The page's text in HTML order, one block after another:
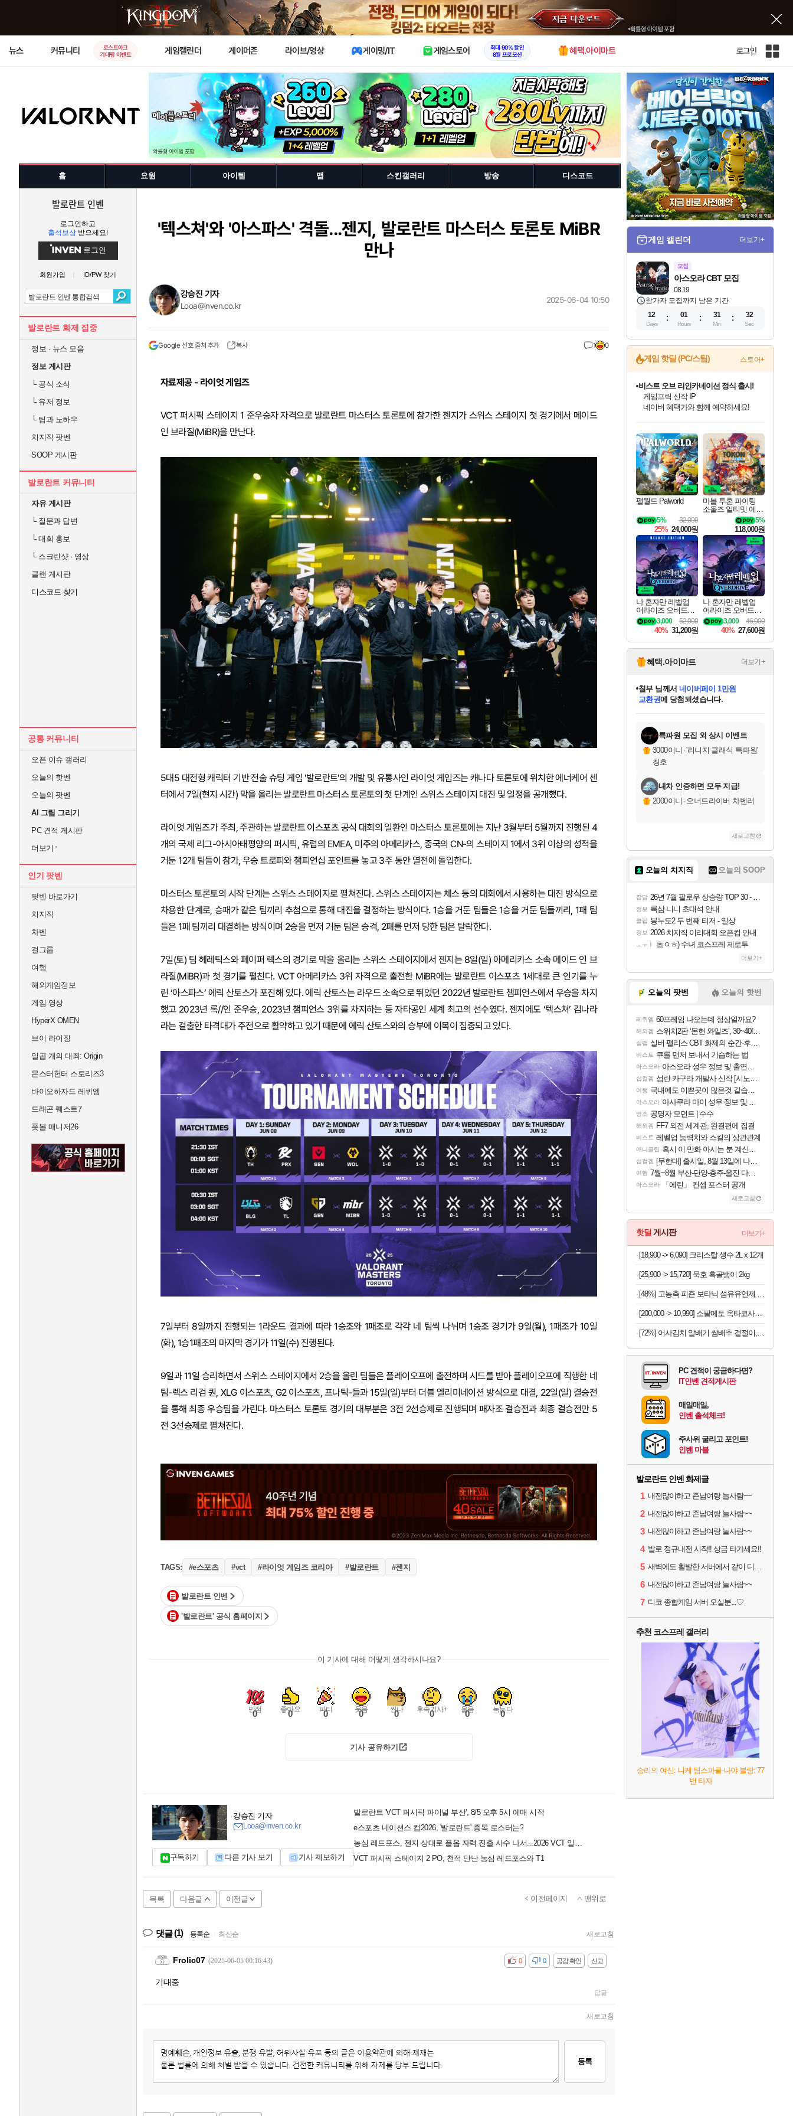
X
뉴스 커뮤니티
로스트아크
기대평 이벤트
게임캘린더 게이머존 라이브/영상 게이밍/IT 게임스토어
최대 90% 할인
8월 프로모션
혜택.아이마트 로그인
인
사
이
트
맵
홈 요원 아이템 맵 스킨갤러리 방송 디스코드
발로란트 인벤
로그인하고
출석보상 받으세요!
로그인
회원가입 ID/PW 찾기
발로란트 화제 집중
정보 · 뉴스 모음
정보 게시판
└공식 소식
└유저 정보
└팁과 노하우
치지직 팟벤
SOOP 게시판
발로란트 커뮤니티
자유 게시판
└질문과 답변
└대회 홍보
└스크린샷 · 영상
클랜 게시판
디스코드 찾기
공통 커뮤니티
오픈 이슈 갤러리
오늘의 핫벤
오늘의 팟벤
AI 그림 그리기
PC 견적 게시판
더보기
인기 팟벤
팟벤 바로가기
치지직
차벤
걸그룹
여행
해외게임정보
게임 영상
HyperX OMEN
브이 라이징
일곱 개의 대죄: Origin
몬스터헌터 스토리즈3
바이오하자드 레퀴엠
드래곤 퀘스트7
풋볼 매니저26
'텍스쳐'와 '아스파스' 격돌...젠지, 발로란트 마스터스 토론토 MiBR
만나
강승진 기자
Looa@inven.co.kr
Google 선호 출처 추가 복사 1 0
2025-06-04 10:50
자료제공 - 라이엇 게임즈
VCT 퍼시픽 스테이지 1 준우승자 자격으로 발로란트 마스터스 토론토에 참가한 젠지가 스위스 스테이지 첫 경기에서 메이드
인 브라질(MiBR)을 만난다.
5대5 대전형 캐릭터 기반 전술 슈팅 게임 '발로란트'의 개발 및 유통사인 라이엇 게임즈는 캐나다 토론토에 위치한 에너케어 센
터에서 7일(현지 시간) 막을 올리는 발로란트 마스터스 토론토의 첫 단계인 스위스 스테이지 대진 및 일정을 공개했다.
라이엇 게임즈가 주최, 주관하는 발로란트 이스포츠 공식 대회의 일환인 마스터스 토론토에는 지난 3월부터 5월까지 진행된 4
개의 국제 리그-아시아태평양의 퍼시픽, 유럽의 EMEA, 미주의 아메리카스, 중국의 CN-의 스테이지 1에서 3위 이상의 성적을
거둔 12개 팀들이 참가, 우승 트로피와 챔피언십 포인트를 놓고 3주 동안 열전에 돌입한다.
마스터스 토론토의 시작 단계는 스위스 스테이지로 펼쳐진다. 스위스 스테이지는 체스 등의 대회에서 사용하는 대진 방식으로
차용한 단계로, 승패가 같은 팀끼리 추첨으로 통해 대진을 결정하는 방식이다. 1승을 거둔 팀들은 1승을 거둔 팀들끼리, 1패 팀
들은 1패 팀끼리 대결하는 방식이며 2승을 먼저 거둔 팀은 승격, 2패를 먼저 당한 팀은 탈락한다.
7일(토) 팀 헤레틱스와 페이퍼 렉스의 경기로 막을 올리는 스위스 스테이지에서 젠지는 8일(일) 아메리카스 소속 메이드 인 브
라질(MiBR)과 첫 경기를 펼친다. VCT 아메리카스 3위 자격으로 출전한 MiBR에는 발로란트 이스포츠 1세대로 큰 인기를 누
린 ‘아스파스’ 에릭 산토스가 포진해 있다. 에릭 산토스는 라우드 소속으로 뛰었던 2022년 발로란트 챔피언스에서 우승을 차지
했고 2023년 록//인 준우승, 2023년 챔피언스 3위를 차지하는 등 자타공인 세계 최고의 선수였다. 젠지에도 ‘텍스쳐’ 김나라
라는 걸출한 타격대가 주전으로 활약하고 있기 때문에 에릭 산토스와의 승부에 이목이 집중되고 있다.
7일부터 8일까지 진행되는 1라운드 결과에 따라 1승조와 1패조로 각각 네 팀씩 나뉘며 1승조 경기가 9일(월), 1패조가 10일
(화), 1승1패조의 마지막 경기가 11일(수) 진행된다.
9일과 11일 승리하면서 스위스 스테이지에서 2승을 올린 팀들은 플레이오프에 출전하며 시드를 받아 플레이오프에 직행한 네
팀-렉스 리검 퀀, XLG 이스포츠, G2 이스포츠, 프나틱-들과 15일(일)부터 더블 엘리미네이션 방식으로 대결, 22일(일) 결승전
을 통해 최종 우승팀을 가린다. 마스터스 토론토 경기의 대부분은 3전 2선승제로 진행되며 패자조 결승전과 최종 결승전만 5
전 3선승제로 펼쳐진다.
TAGS: #e스포츠 #vct #라이엇 게임즈 코리아 #발로란트 #젠지
발로란트 인벤
'발로란트' 공식 홈페이지
이 기사에 대해 어떻게 생각하시나요?
만점
0 좋아요
0 파티
0 웃음
0 씬나
0 후속기사+
0 울음
0 녹는다
0
기사 공유하기
강승진 기자
Looa@inven.co.kr
구독하기 다른 기사 보기 기사 제보하기
발로란트 'VCT 퍼시픽 파이널 부산', 8/5 오후 5시 예매 시작
e스포츠 네이션스 컵2026, '발로란트' 종목 로스터는?
농심 레드포스, 젠지 상대로 플옵 자력 진출 사수 나서...2026 VCT 일정 공개
VCT 퍼시픽 스테이지 2 PO, 천적 만난 농심 레드포스와 T1
목록 다음글 이전글 이전페이지 맨위로
댓글(1) 등록순 최신순 새로고침
Frolic07 (2025-06-05 00:16:43) 신고
공감 확인
비공감 0
0
기대중
답글
새로고침
등록
게임 캘린더 더보기+
모집
08.19
아스오라 CBT 모집
참가자 모집까지 남은 기간
12
Days
01
Hours
31
Min
31
Sec
게임 핫딜 (PC/스팀) 스토어+
최대 90% 할인가를 만나보세요!
네이버혜택과 함께 만나보세요!
50%할인&추가 적립까지!
이니&베니 혜택까지!
비스트 오브 리인카네이션 정식 출시!
게임프릭 신작 IP
네이버 혜택가와 함께 예약하세요!
할인&네이버혜택으로 만나보세요!
네이버페이 혜택과 만나보세요!
40주년 프로모션으로 만나보세요!
네이버 포인트 혜택까지!
할인가에 만나보세요!
일부 에디션 상시 할인!
혜택으로 예약 판매 중
편안하게 충전하세요
팰월드 Palworld
32,000
5%
25% 24,000원
마블 투혼 파이팅
소울즈 얼티밋 에디
션 예약구매 MARV
EL Tokon Fighting S
ouls Ultimate Edition
Pre-Purchase
5%
118,000원
나 혼자만 레벨업
어라이즈 오버드라
이브 디럭스 에디션
Solo Leveling Arise
Overdrive Deluxe Edi
tion
52,000
3,000
40% 31,200원
나 혼자만 레벨업
어라이즈 오버드라
이브 Solo Leveling A
rise
46,000
3,000
40% 27,600원
혜택.아이마트 더보기+
당첨되셨습니다.
당첨되셨습니다.
칠부님께서 네이버페이 1만원
교환권에 당첨되셨습니다.
당첨되셨습니다.
당첨되셨습니다.
에디션 (스팀코드)를 교환.
당첨되셨습니다.
당첨되셨습니다.
당첨되셨습니다.
당첨되셨습니다.
특파원 모집 외 상시 이벤트
3000이니 ·'리니지 클래식 특파원'
칭호
내차 인증하면 모두 지급!
2000이니 · 오너드라이버 차벤러
새로고침
오늘의 치지직 오늘의 SOOP
잡담 26년 7월 팔로우 상승량 TOP 30 - 월간 치지직
정보 룩삼 니니 초대석 안내
클립 봉누도2 두 번째 티저 - 일상
정보 2026 치지직 이리대회 오픈컵 안내
ㅗㅜㅑ 초ㅇㅎ) 수녀 코스프레 제로투
더보기+
오늘의 팟벤 오늘의 핫벤
레퀴엠 60프레임 나오는데 정상일까요?
해외겜 스위치2판 ‘몬헌 와일즈’, 30~40fps 목표 추정
실팰 실버 팰리스 CBT 화제의 순간·후기 모음
비스트 쿠를 먼저 보내서 기습하는 법
아스오라 아스오라 성우 정보 및 출연작 모음
섭컬겜 섬란 카구라 개발사 신작 [시노비 넥서스] 연내 출시 예정
여행 국내에도 이쁜곳이 많은것 같습니다
아스오라 아사쿠라 마이 성우 정보 및 주요 필모
명조 공명자 모먼트 | 수수
해외겜 FF7 외전 세계관, 완결편에 집결
비스트 레벨업 능력치와 스킬의 상관관계
애니클립 혹시 이 만화 아시는 분 계신가요
섭컬겜 [무한대] 출시일, 8월 13일에 나오나
여행 7월~8월 부산-단양-충주-울진 다녀왔어요~
아스오라 「에린」 컨셉 포스터 공개
새로고침
핫딜 게시판 더보기+
[18,900 -> 6,090] 크리스탈 생수 2L x 12개
[25,900 -> 15,720] 묵호 흑골뱅이 2kg
[48%] 고농축 피죤 보타닉 섬유유연제 프리지아 자몽, 1.3L, 4개
[200,000 -> 10,990] 소팔메토 옥타코사놀 포맨 x 2박스
[72%] 어사김치 알배기 쌈배추 겉절이, 2kg, 1개
PC 견적이 궁금하다면?
IT인벤 견적게시판
매일매일,
인벤 출석체크!
주사위 굴리고 포인트!
인벤 마블
발로란트 인벤 화제글
1 내전많이하고 존남여랑 놀사람~~
2 내전많이하고 존남여랑 놀사람~~
3 내전많이하고 존남여랑 놀사람~~
4 발로 정규내전 시작!! 상금 타가세요!!
5 새벽에도 활발한 서버에서 같이 디코하면서 겜할 사람!
6 내전많이하고 존남여랑 놀사람~~
7 디코 종합게임 서버 오실분...♡
추천 코스프레 갤러리
승리의 여신: 니케 팀스파클-나야 블랑: 77
번 타자